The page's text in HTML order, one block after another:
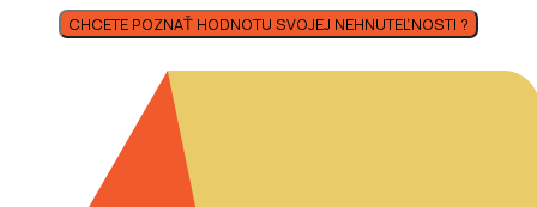
CHCETE POZNAŤ HODNOTU SVOJEJ NEHNUTEĽNOSTI ?